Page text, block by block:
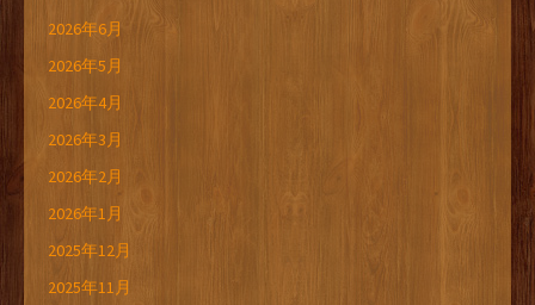
2026年6月
2026年5月
2026年4月
2026年3月
2026年2月
2026年1月
2025年12月
2025年11月